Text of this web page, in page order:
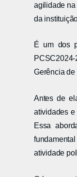
agilidade na
da
É um dos
Gerência de
Antes de
atividades e
Essa
atividade